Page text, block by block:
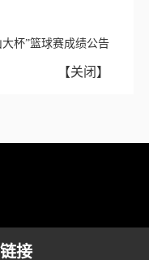
大杯”篮球赛成绩公告
【关闭 】
接